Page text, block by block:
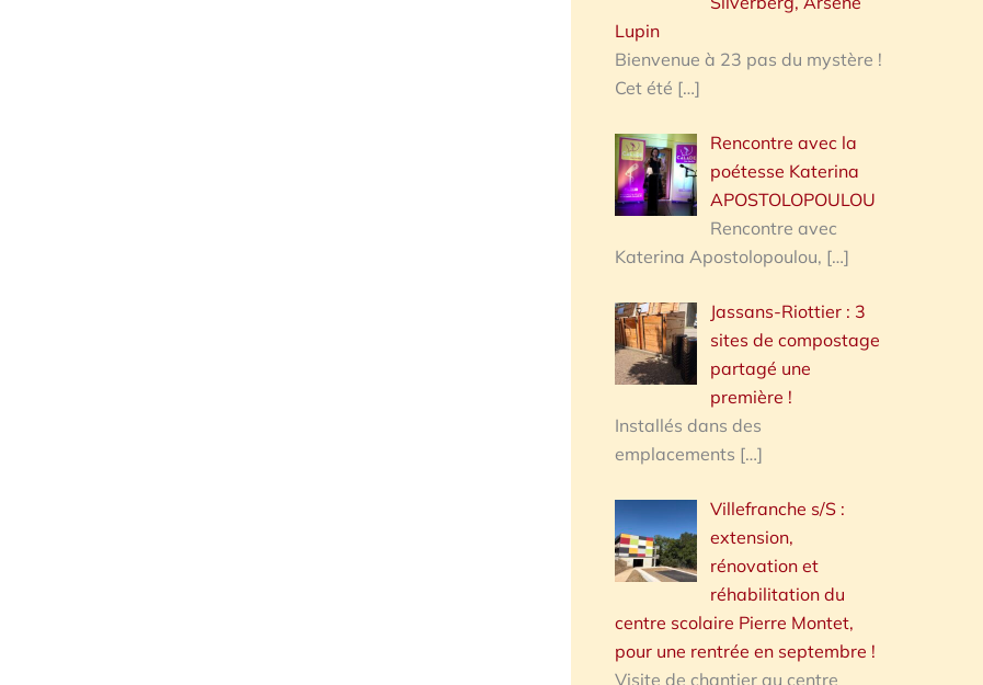
Lupin
Bienvenue à 23 pas du mystère !
Cet été […]
Rencontre avec la
poétesse Katerina
APOSTOLOPOULOU
Rencontre avec
Katerina Apostolopoulou, […]
Jassans-Riottier : 3
sites de compostage
partagé une
première !
Installés dans des
emplacements […]
Villefranche s/S :
extension,
rénovation et
réhabilitation du
centre scolaire Pierre Montet,
pour une rentrée en septembre !
Visite de chantier au centre